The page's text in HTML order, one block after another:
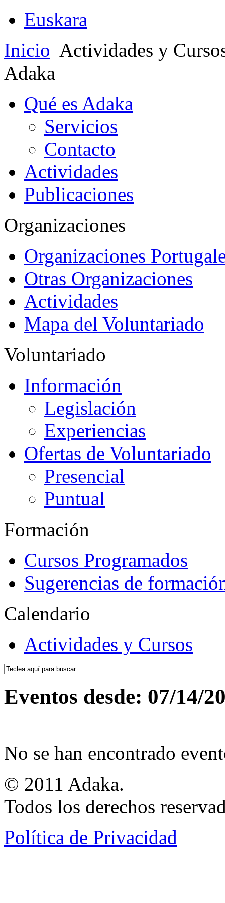
Euskara
Inicio Actividades y
Adaka
Qué es Adaka
Servicios
Contacto
Actividades
Publicaciones
Organizaciones
Organizaciones
Otras Organizaciones
Actividades
Mapa del Voluntariado
Voluntariado
Información
Legislación
Experiencias
Ofertas de Voluntariado
Presencial
Puntual
Formación
Cursos Programados
Sugerencias de
Calendario
Actividades y Cursos
Eventos desde: 07/14/
No se han encontrado
© 2011 Adaka.
Todos los derechos
Política de Privacidad